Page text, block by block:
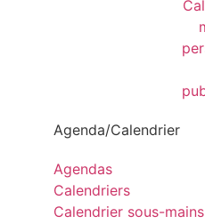
Agenda/Calendrier
Agendas
Calendriers
Calendrier sous-mains